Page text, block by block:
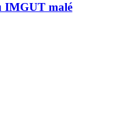
IMGUT malé